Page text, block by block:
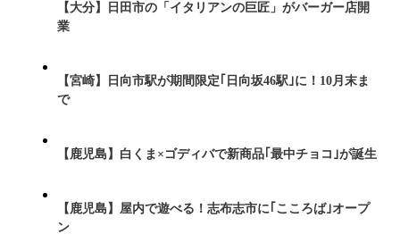
【大分】日田市の「イタリアンの巨匠」がバーガー店開
業
【宮崎】日向市駅が期間限定｢日向坂46駅｣に！10月末ま
で
【鹿児島】白くま×ゴディバで新商品｢最中チョコ｣が誕生
【鹿児島】屋内で遊べる！志布志市に｢こころば｣オープ
ン